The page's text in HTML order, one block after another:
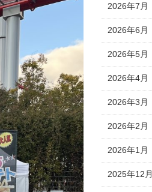
2026年7月
2026年6月
2026年5月
2026年4月
2026年3月
2026年2月
2026年1月
2025年12月